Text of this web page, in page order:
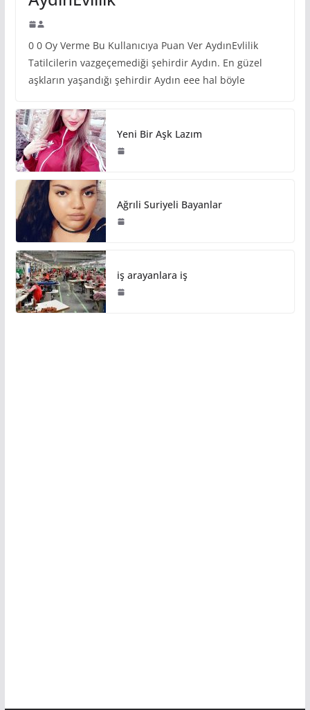
0 0 Oy Verme Bu Kullanıcıya Puan Ver AydınEvlilik
Tatilcilerin vazgeçemediği şehirdir Aydın. En güzel
aşkların yaşandığı şehirdir Aydın eee hal böyle
Yeni Bir Aşk Lazım
Ağrıli Suriyeli Bayanlar
iş arayanlara iş